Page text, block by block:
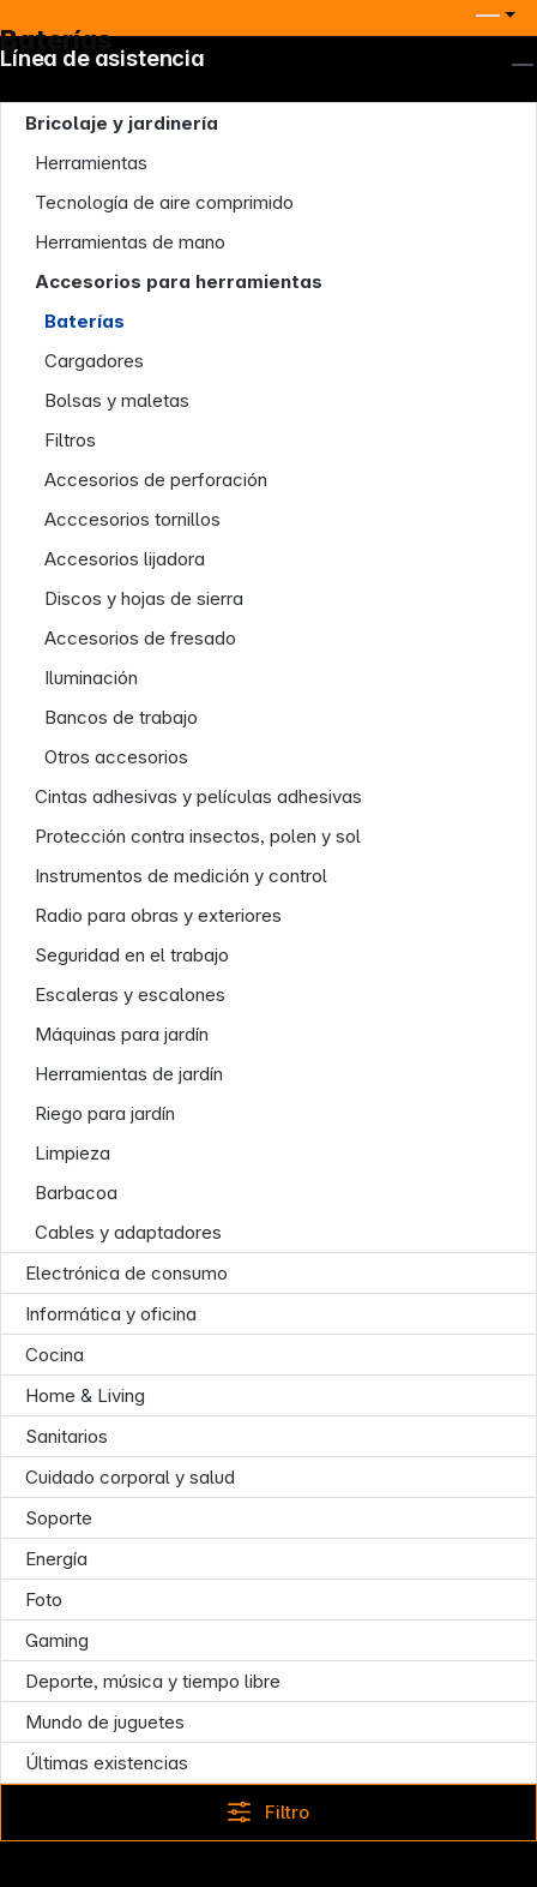
Baterías
Bricolaje y jardinería
Herramientas
Tecnología de aire comprimido
Herramientas de mano
Accesorios para herramientas
Baterías
Cargadores
Bolsas y maletas
Filtros
Accesorios de perforación
Acccesorios tornillos
Accesorios lijadora
Discos y hojas de sierra
Accesorios de fresado
Iluminación
Bancos de trabajo
Otros accesorios
Cintas adhesivas y películas adhesivas
Protección contra insectos, polen y sol
Instrumentos de medición y control
Radio para obras y exteriores
Seguridad en el trabajo
Escaleras y escalones
Máquinas para jardín
Herramientas de jardín
Riego para jardín
Limpieza
Barbacoa
Cables y adaptadores
Electrónica de consumo
Informática y oficina
Cocina
Home & Living
Sanitarios
Cuidado corporal y salud
Soporte
Energía
Foto
Gaming
Deporte, música y tiempo libre
Mundo de juguetes
Últimas existencias
Filtro
Línea de asistencia
Nuestra empresa
Infoterminal